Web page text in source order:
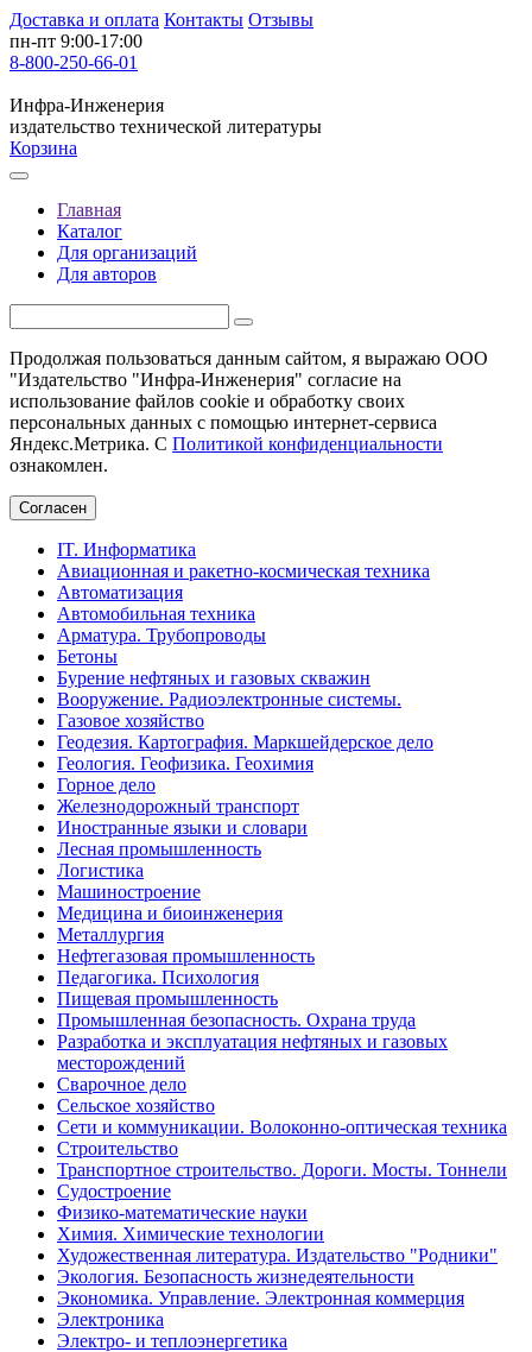
Доставка и оплата Контакты Отзывы
пн-пт 9:00-17:00
8-800-250-66-01
Инфра-Инженерия
издательство технической литературы
Корзина
Главная
Каталог
Для организаций
Для авторов
Продолжая пользоваться данным сайтом, я выражаю ООО
"Издательство "Инфра-Инженерия" согласие на
использование файлов cookie и обработку своих
персональных данных с помощью интернет-сервиса
Яндекс.Метрика. С Политикой конфиденциальности
ознакомлен.
Согласен
IT. Информатика
Авиационная и ракетно-космическая техника
Автоматизация
Автомобильная техника
Арматура. Трубопроводы
Бетоны
Бурение нефтяных и газовых скважин
Вооружение. Радиоэлектронные системы.
Газовое хозяйство
Геодезия. Картография. Маркшейдерское дело
Геология. Геофизика. Геохимия
Горное дело
Железнодорожный транспорт
Иностранные языки и словари
Лесная промышленность
Логистика
Машиностроение
Медицина и биоинженерия
Металлургия
Нефтегазовая промышленность
Педагогика. Психология
Пищевая промышленность
Промышленная безопасность. Охрана труда
Разработка и эксплуатация нефтяных и газовых
месторождений
Сварочное дело
Сельское хозяйство
Сети и коммуникации. Волоконно-оптическая техника
Строительство
Транспортное строительство. Дороги. Мосты. Тоннели
Судостроение
Физико-математические науки
Химия. Химические технологии
Художественная литература. Издательство "Родники"
Экология. Безопасность жизнедеятельности
Экономика. Управление. Электронная коммерция
Электроника
Электро- и теплоэнергетика